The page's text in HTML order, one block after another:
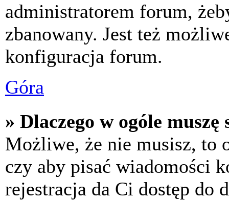
administratorem forum,
zbanowany. Jest też
konfiguracja forum.
Góra
» Dlaczego w ogóle
Możliwe, że nie musisz, to
czy aby pisać wiadomości
rejestracja da Ci dostęp do